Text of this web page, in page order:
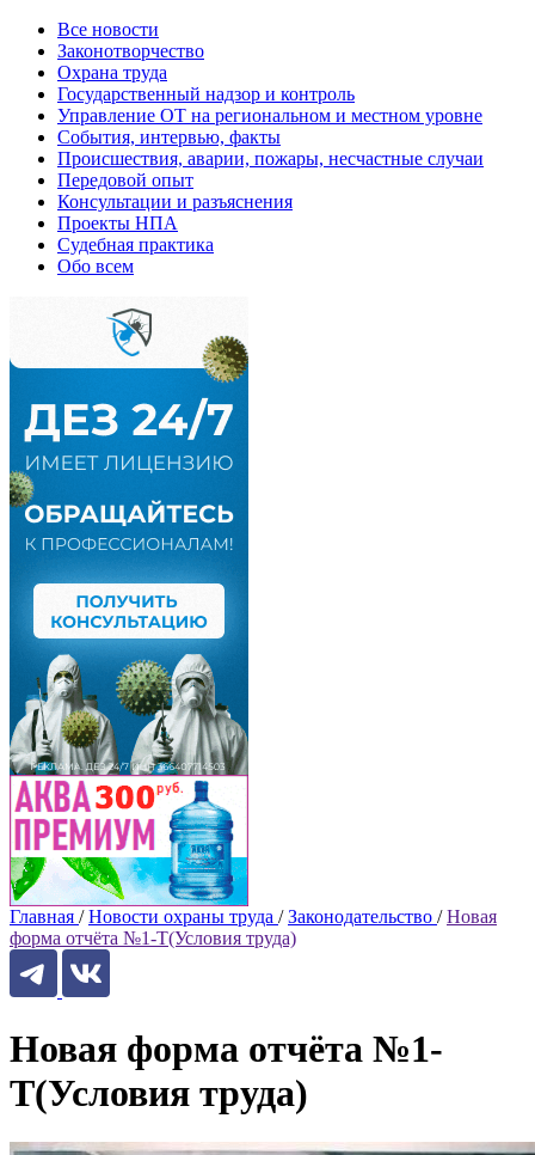
Все новости
Законотворчество
Охрана труда
Государственный надзор и контроль
Управление ОТ на региональном и местном уровне
События, интервью, факты
Происшествия, аварии, пожары, несчастные случаи
Передовой опыт
Консультации и разъяснения
Проекты НПА
Судебная практика
Обо всем
Главная / Новости охраны труда / Законодательство / Новая
форма отчёта №1-Т(Условия труда)
Новая форма отчёта №1-
Т(Условия труда)